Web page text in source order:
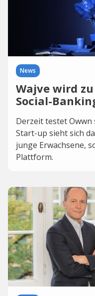
News
Wajve wird
Social-
Derzeit testet Owwn
Start-up sieht sich
junge Erwachsene,
Plattform.